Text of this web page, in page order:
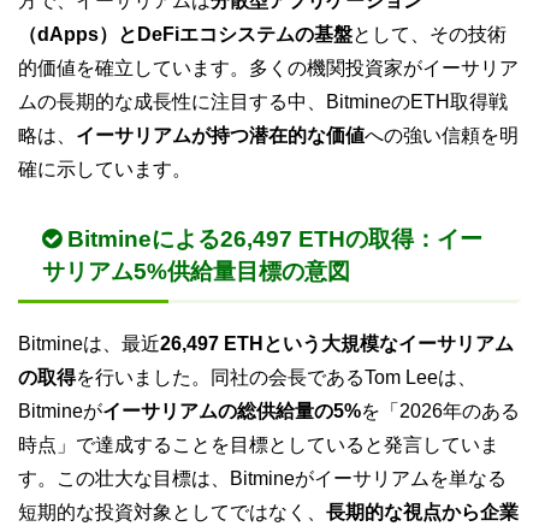
（dApps）とDeFiエコシステムの基盤として、その技術
的価値を確立しています。多くの機関投資家がイーサリア
ムの長期的な成長性に注目する中、BitmineのETH取得戦
略は、 イーサリアムが持つ潜在的な価値への強い信頼を明
確に示しています。
Bitmineによる26,497 ETHの取得：イー
サリアム5%供給量目標の意図
Bitmineは、最近26,497 ETHという大規模なイーサリアム
の取得を行いました。同社の会長であるTom Leeは、
Bitmineがイーサリアムの総供給量の5%を「2026年のある
時点」で達成することを目標としていると発言していま
す。この壮大な目標は、Bitmineがイーサリアムを単なる
短期的な投資対象としてではなく、 長期的な視点から企業